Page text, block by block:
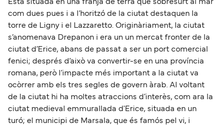
Està situada en una franja de terra que sobresurt al mar
com dues pues i a l’horitzó de la ciutat destaquen la
torre de Ligny i el Lazzaretto. Originàriament, la ciutat
s’anomenava Drepanon i era un un mercat fronter de la
ciutat d’Erice, abans de passat a ser un port comercial
fenici; després d’això va convertir-se en una província
romana, però l’impacte més important a la ciutat va
ocòrrer amb els tres segles de govern àrab. Al voltant
de la ciutat hi ha moltes atraccions d’interès, com ara la
ciutat medieval emmurallada d'Erice, situada en un
turó; el municipi de Marsala, que és famós pel vi, i